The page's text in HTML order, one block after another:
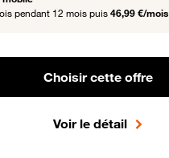
pendant 12 mois puis 46,99 €/mois
Choisir cette offre
Voir le détail